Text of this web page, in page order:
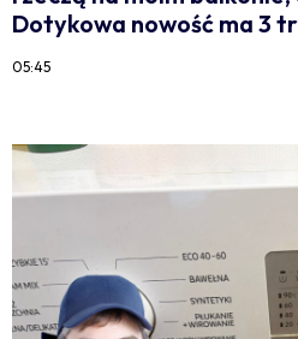
Dotykowa nowość ma 3
05:45